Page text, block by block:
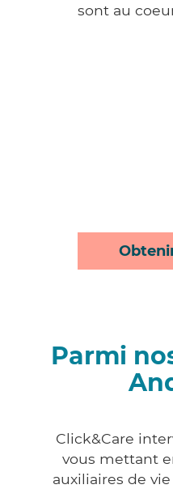
sont au
Parmi
Click&Care
vous mettant
auxiliaires de